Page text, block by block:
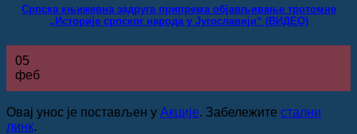
Српска књижевна задруга припрема објављивање тротомне
„Историје српског народа у Југославији“ (ВИДЕО)
05
феб
Овај унос је постављен у Акције. Забележите стални
линк.